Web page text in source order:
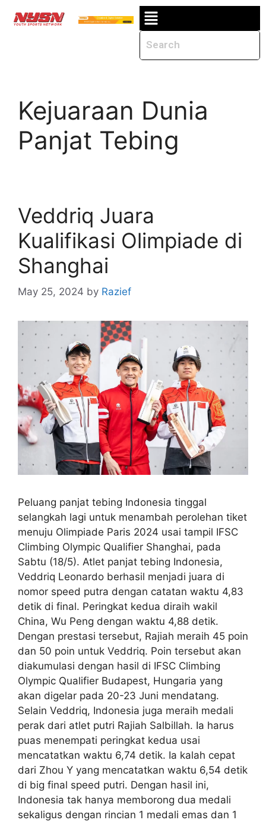
Kejuaraan Dunia
Panjat Tebing
Veddriq Juara
Kualifikasi Olimpiade di
Shanghai
May 25, 2024 by Razief
Peluang panjat tebing Indonesia tinggal
selangkah lagi untuk menambah perolehan tiket
menuju Olimpiade Paris 2024 usai tampil IFSC
Climbing Olympic Qualifier Shanghai, pada
Sabtu (18/5). Atlet panjat tebing Indonesia,
Veddriq Leonardo berhasil menjadi juara di
nomor speed putra dengan catatan waktu 4,83
detik di final. Peringkat kedua diraih wakil
China, Wu Peng dengan waktu 4,88 detik.
Dengan prestasi tersebut, Rajiah meraih 45 poin
dan 50 poin untuk Veddriq. Poin tersebut akan
diakumulasi dengan hasil di IFSC Climbing
Olympic Qualifier Budapest, Hungaria yang
akan digelar pada 20-23 Juni mendatang.
Selain Veddriq, Indonesia juga meraih medali
perak dari atlet putri Rajiah Salbillah. Ia harus
puas menempati peringkat kedua usai
mencatatkan waktu 6,74 detik. Ia kalah cepat
dari Zhou Y yang mencatatkan waktu 6,54 detik
di big final speed putri. Dengan hasil ini,
Indonesia tak hanya memborong dua medali
sekaligus dengan rincian 1 medali emas dan 1